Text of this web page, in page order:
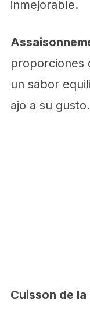
inmejorable.
proporciones
un sabor
ajo a su gusto.
Cuisson de la